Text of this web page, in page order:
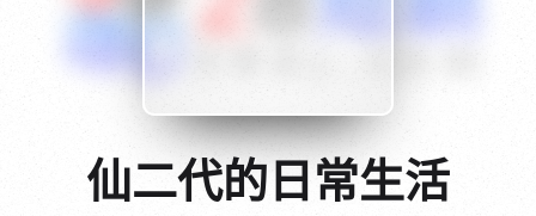
{if condition="$obj.vod_points
28短剧
仙二代的日常生活